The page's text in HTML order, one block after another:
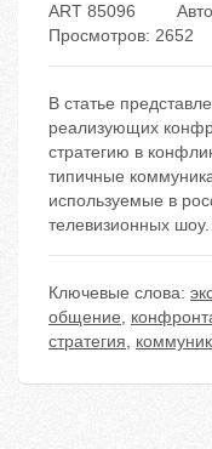
ART 85096
Просмотров: 2652
В статье
реализующих
стратегию в
типичные
используемые в
телевизионных шоу.
Ключевые слова:
общение,
стратегия,